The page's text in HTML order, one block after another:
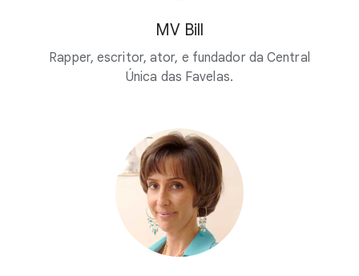
MV Bill
Rapper, escritor, ator, e fundador da Central
Única das Favelas.